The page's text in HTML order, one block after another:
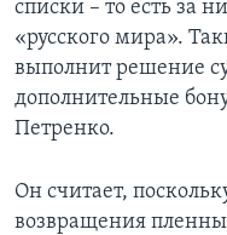
списки – то есть за
«русского мира».
выполнит решение
дополнительные
Петренко.
Он считает,
возвращения